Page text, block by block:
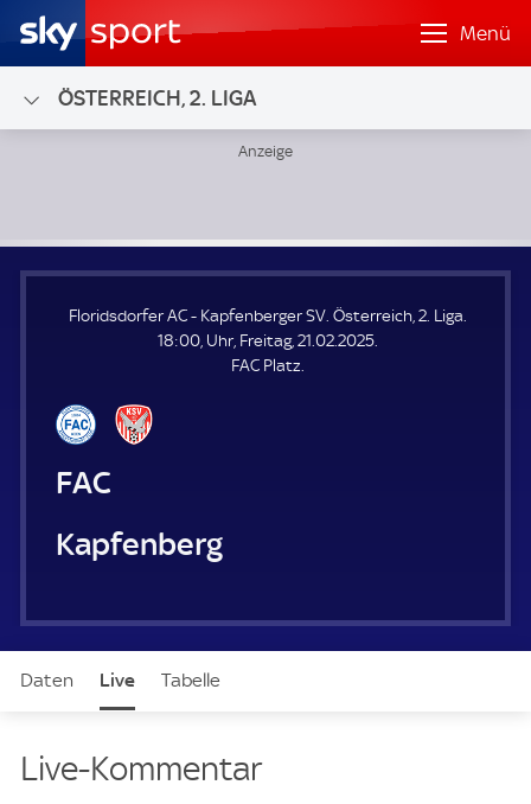
Menü
ÖSTERREICH, 2. LIGA
Floridsdorfer AC - Kapfenberger SV. Österreich, 2. Liga.
18:00, Uhr, Freitag, 21.02.2025.
FAC Platz.
Floridsdorfer AC
Kapfenberger SV
Daten Live Tabelle
Live-Kommentar